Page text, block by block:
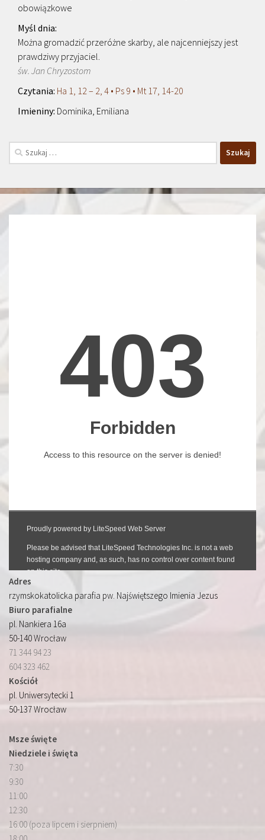
obowiązkowe
Można gromadzić przeróżne skarby, ale najcenniejszy jest
prawdziwy przyjaciel.
św. Jan Chryzostom
Ha 1, 12 – 2, 4 • Ps 9 • Mt 17, 14-20
Dominika, Emiliana
Szukaj:
Adres
rzymskokatolicka parafia pw. Najświętszego Imienia Jezus
Biuro parafialne
pl. Nankiera 16a
50-140 Wrocław
71 344 94 23
604 323 462
Kościół
pl. Uniwersytecki 1
50-137 Wrocław
Msze święte
Niedziele i święta
7:30
9:30
11:00
12:30
16:00 (poza lipcem i sierpniem)